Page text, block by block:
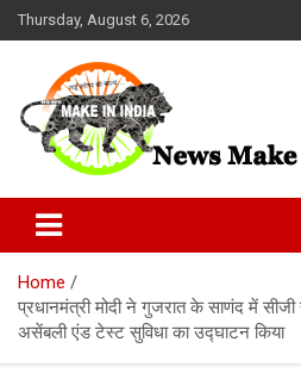
Skip
to
Thursday, August 6, 2026
News Make In
Home
प्रधानमंत्री मोदी ने गुजरात के साणंद में
असेंबली एंड टेस्ट सुविधा का उद्घाटन किया